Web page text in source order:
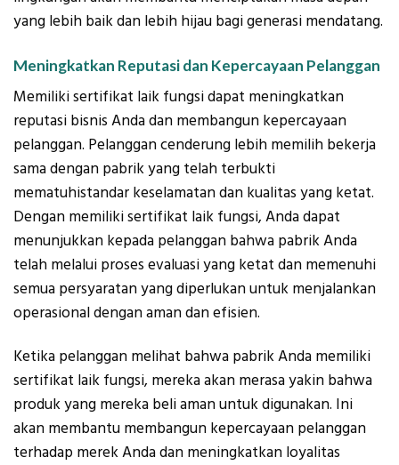
yang lebih baik dan lebih hijau bagi generasi mendatang.
Meningkatkan Reputasi dan Kepercayaan Pelanggan
Memiliki sertifikat laik fungsi dapat meningkatkan
reputasi bisnis Anda dan membangun kepercayaan
pelanggan. Pelanggan cenderung lebih memilih bekerja
sama dengan pabrik yang telah terbukti
mematuhistandar keselamatan dan kualitas yang ketat.
Dengan memiliki sertifikat laik fungsi, Anda dapat
menunjukkan kepada pelanggan bahwa pabrik Anda
telah melalui proses evaluasi yang ketat dan memenuhi
semua persyaratan yang diperlukan untuk menjalankan
operasional dengan aman dan efisien.
Ketika pelanggan melihat bahwa pabrik Anda memiliki
sertifikat laik fungsi, mereka akan merasa yakin bahwa
produk yang mereka beli aman untuk digunakan. Ini
akan membantu membangun kepercayaan pelanggan
terhadap merek Anda dan meningkatkan loyalitas